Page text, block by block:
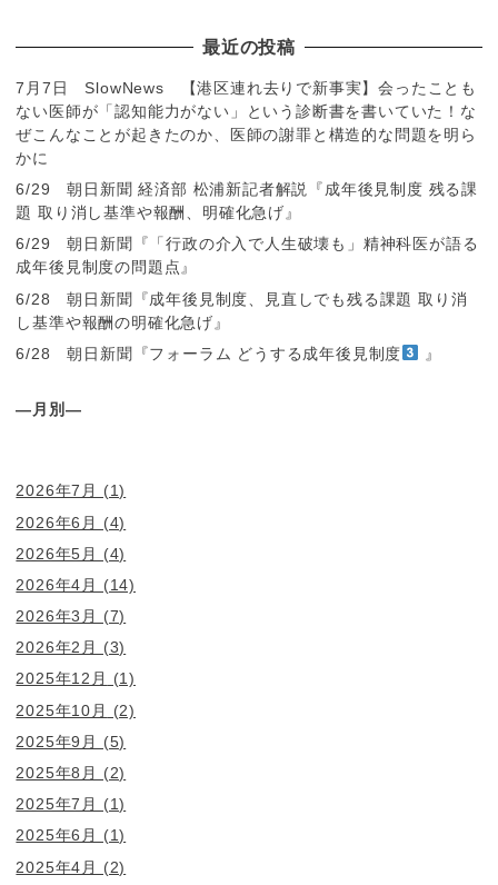
最近の投稿
7月7日 SlowNews 【港区連れ去りで新事実】会ったことも
ない医師が「認知能力がない」という診断書を書いていた！な
ぜこんなことが起きたのか、医師の謝罪と構造的な問題を明ら
かに
6/29 朝日新聞 経済部 松浦新記者解説『成年後見制度 残る課
題 取り消し基準や報酬、明確化急げ』
6/29 朝日新聞『「行政の介入で人生破壊も」精神科医が語る
成年後見制度の問題点』
6/28 朝日新聞『成年後見制度、見直しでも残る課題 取り消
し基準や報酬の明確化急げ』
6/28 朝日新聞『フォーラム どうする成年後見制度
』
―月別―
2026年7月
(1)
2026年6月
(4)
2026年5月
(4)
2026年4月
(14)
2026年3月
(7)
2026年2月
(3)
2025年12月
(1)
2025年10月
(2)
2025年9月
(5)
2025年8月
(2)
2025年7月
(1)
2025年6月
(1)
2025年4月
(2)